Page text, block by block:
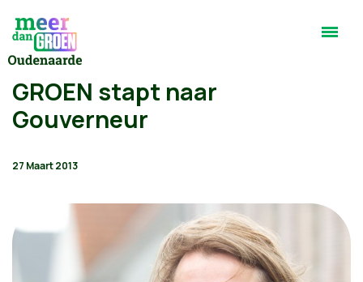
GROEN stapt naar
Gouverneur
27 Maart 2013